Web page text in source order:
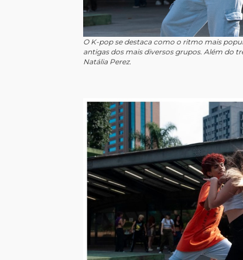
O K-pop se destaca como o ritmo mais
antigas dos mais diversos grupos. Além do
Natália Perez.